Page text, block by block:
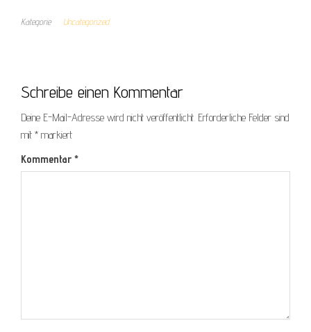
Kategorie Uncategorized
Schreibe einen Kommentar
Deine E-Mail-Adresse wird nicht veröffentlicht. Erforderliche Felder sind
mit * markiert
Kommentar *